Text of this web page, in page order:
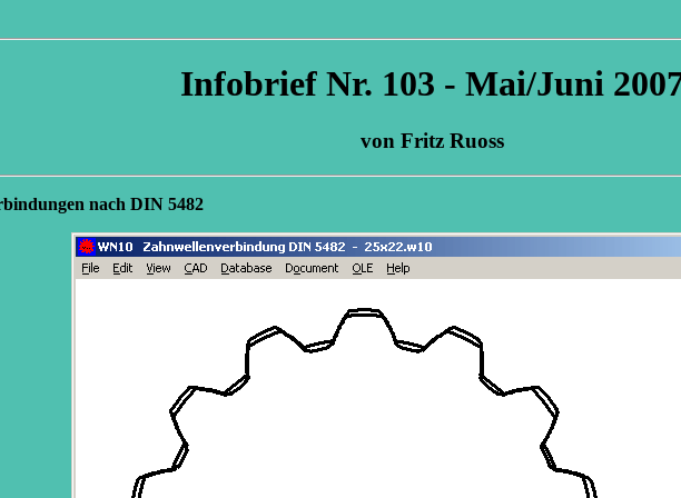
Infobrief Nr. 103 - Mai/Juni
von Fritz Ruoss
nach DIN 5482